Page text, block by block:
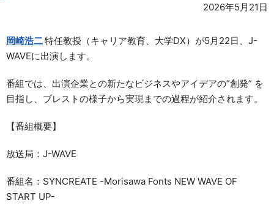
受験生・社会人の方へ
修了生の方へ
2026年5月21日
岡崎浩二特任教授（キャリア教育、大学DX）が5月22日、J-
WAVEに出演します。
番組では、出演企業との新たなビジネスやアイデアの“創発” を
目指し、ブレストの様子から実現までの過程が紹介されます。
【番組概要】
放送局：J-WAVE
番組名：SYNCREATE -Morisawa Fonts NEW WAVE OF
START UP-